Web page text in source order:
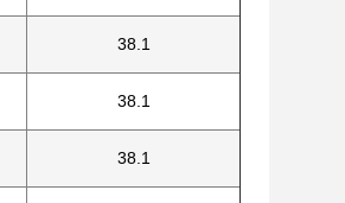
38.1
38.1
38.1